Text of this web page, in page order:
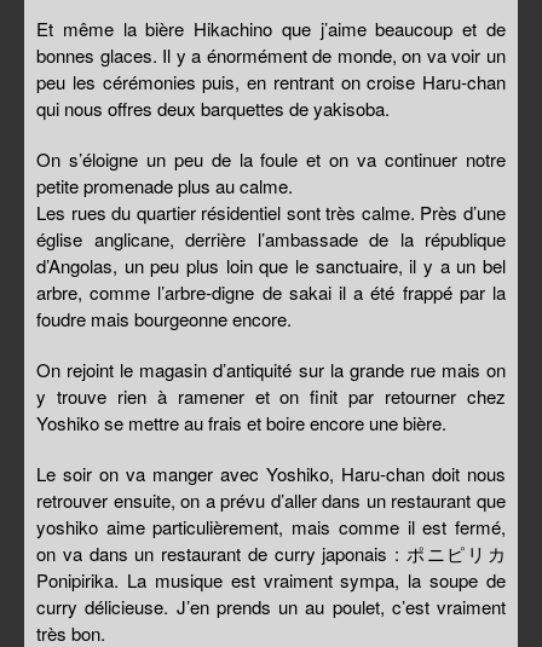
Et même la bière Hikachino que j’aime beaucoup et de
bonnes glaces. Il y a énormément de monde, on va voir un
peu les cérémonies puis, en rentrant on croise Haru-chan
qui nous offres deux barquettes de yakisoba.
On s’éloigne un peu de la foule et on va continuer notre
petite promenade plus au calme.
Les rues du quartier résidentiel sont très calme. Près d’une
église anglicane, derrière l’ambassade de la république
d’Angolas, un peu plus loin que le sanctuaire, il y a un bel
arbre, comme l’arbre-digne de sakai il a été frappé par la
foudre mais bourgeonne encore.
On rejoint le magasin d’antiquité sur la grande rue mais on
y trouve rien à ramener et on finit par retourner chez
Yoshiko se mettre au frais et boire encore une bière.
Le soir on va manger avec Yoshiko, Haru-chan doit nous
retrouver ensuite, on a prévu d’aller dans un restaurant que
yoshiko aime particulièrement, mais comme il est fermé,
on va dans un restaurant de curry japonais : ポニピリカ
Ponipirika. La musique est vraiment sympa, la soupe de
curry délicieuse. J’en prends un au poulet, c’est vraiment
très bon.